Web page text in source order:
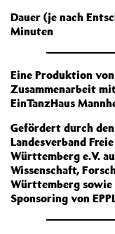
Dauer (je nach
Minuten
Eine Produktion
Zusammenarbeit
EinTanzHaus
Gefördert durch
Landesverband
Württemberg e.V.
Wissenschaft,
Württemberg
Sponsoring von